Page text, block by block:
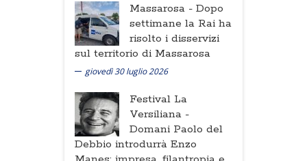
Massarosa - Dopo
settimane la Rai ha
risolto i disservizi
sul territorio di Massarosa
giovedì 30 luglio 2026
Festival La
Versiliana -
Domani Paolo del
Debbio introdurrà Enzo